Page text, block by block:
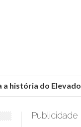
história do Elevador
Publicidade